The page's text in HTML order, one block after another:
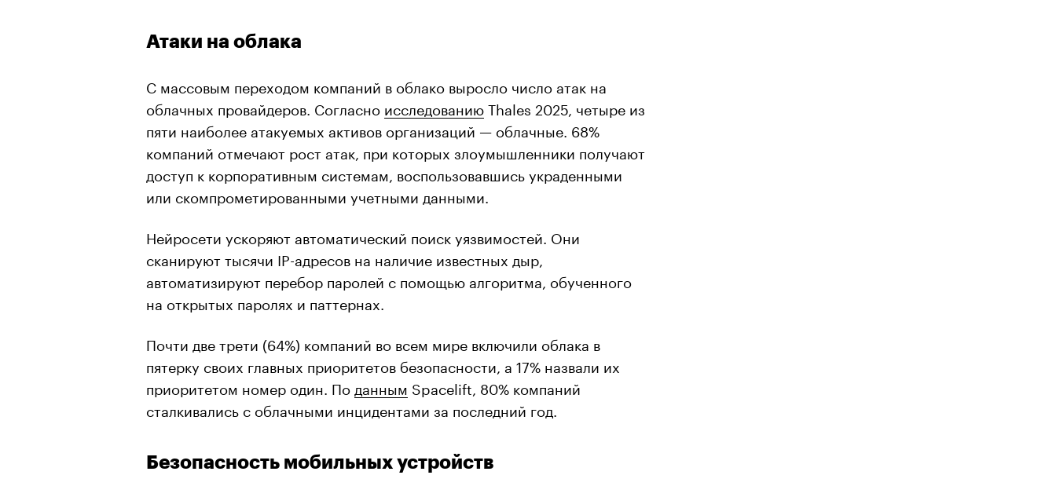
Атаки на облака
С массовым переходом компаний в облако выросло число атак на
облачных провайдеров. Согласно исследованиюThales 2025, четыре из
пяти наиболее атакуемых активов организаций — облачные. 68%
компаний отмечают рост атак, при которых злоумышленники получают
доступ к корпоративным системам, воспользовавшись украденными
или скомпрометированными учетными данными.
Нейросети ускоряют автоматический поиск уязвимостей. Они
сканируют тысячи IP-адресов на наличие известных дыр,
автоматизируют перебор паролей с помощью алгоритма, обученного
на открытых паролях и паттернах.
Почти две трети (64%) компаний во всем мире включили облака в
пятерку своих главных приоритетов безопасности, а 17% назвали их
приоритетом номер один. По данным Spacelift, 80% компаний
сталкивались с облачными инцидентами за последний год.
Безопасность мобильных устройств